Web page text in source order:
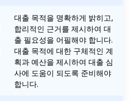
대출 목적을 명확하게 밝히고,
합리적인 근거를 제시하여 대
출 필요성을 어필해야 합니다.
대출 목적에 대한 구체적인 계
획과 예산을 제시하여 대출 심
사에 도움이 되도록 준비해야
합니다.